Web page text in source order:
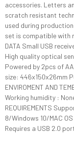
accessories. Letters
scratch resistant
used during
set is compatible with
DATA Small USB
High quality optical
Powered by 2pcs of
size: 446x150x26mm
ENVIROMENT AND
Working humidity :
REQUIREMENTS
8/Windows 10/MAC
Requires a USB 2.0